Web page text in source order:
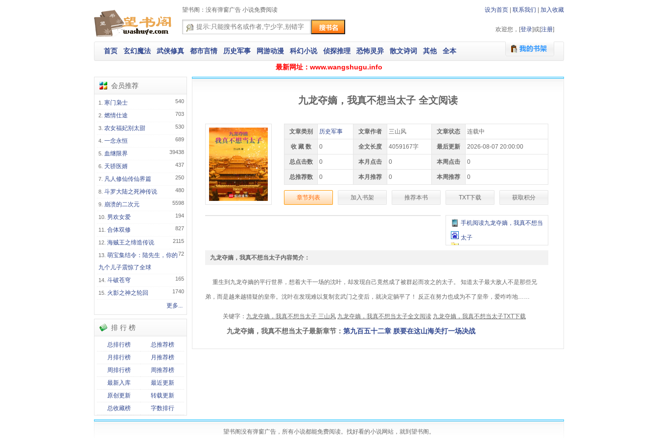
设为首页 联系我们 加入收藏
望书阁：没有弹窗广告 小说免费阅读
欢迎您，[登录]或[注册]
首页 玄幻魔法 武侠修真 都市言情 历史军事 网游动漫 科幻小说 侦探推理 恐怖灵异 散文诗词 其他 全本
最新网址：www.wangshugu.info
会员推荐
540
寒门枭士
703
燃情仕途
530
农女福妃别太甜
689
一念永恒
39438
血继限界
437
天骄医婿
250
凡人修仙传仙界篇
480
斗罗大陆之死神传说
5598
崩溃的二次元
194
男欢女爱
827
合体双修
2115
海贼王之缔造传说
72
萌宝集结令：陆先生，你的
九个儿子震惊了全球
165
斗破苍穹
1740
火影之神之轮回
更多...
排 行 榜
总排行榜
总推荐榜
月排行榜
月推荐榜
周排行榜
周推荐榜
最新入库
最近更新
原创更新
转载更新
总收藏榜
字数排行
九龙夺嫡，我真不想当太子 全文阅读
文章类别 历史军事 文章作者 三山风 文章状态 连载中
收 藏 数 0 全文长度 4059167字 最后更新 2026-08-07 20:00:00
总点击数 0 本月点击 0 本周点击 0
总推荐数 0 本月推荐 0 本周推荐 0
章节列表 加入书架 推荐本书 TXT下载 获取积分
手机阅读九龙夺嫡，我真不想当
太子
九龙夺嫡，我真不想当太子内容简介：
重生到九龙夺嫡的平行世界，想着大干一场的沈叶，却发现自己竟然成了被群起而攻之的太子。 知道太子最大敌人不是那些兄
弟，而是越来越猜疑的皇帝。沈叶在发现难以复制玄武门之变后，就决定躺平了！ 反正在努力也成为不了皇帝，爱咋咋地……
关键字： 九龙夺嫡，我真不想当太子 三山风 九龙夺嫡，我真不想当太子全文阅读 九龙夺嫡，我真不想当太子TXT下载
九龙夺嫡，我真不想当太子最新章节： 第九百五十二章 朕要在这山海关打一场决战
望书阁没有弹窗广告，所有小说都能免费阅读。找好看的小说网站，就到望书阁。